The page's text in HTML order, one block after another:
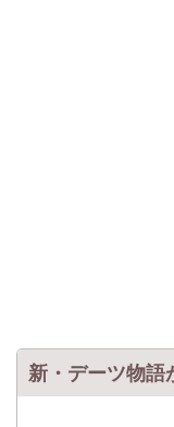
新・デーツ物語